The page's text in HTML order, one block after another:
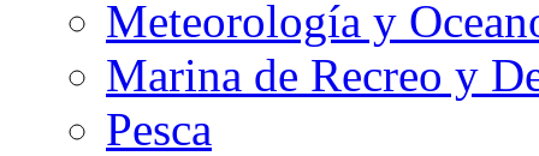
Meteorología y
Marina de Recreo y
Pesca